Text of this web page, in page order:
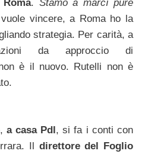
. Stamo a marcì pure
vincere, a Roma ho la
strategia. Per carità, a
da approccio di
è il nuovo. Rutelli non è
a casa Pdl, si fa i conti con
Il direttore del Foglio